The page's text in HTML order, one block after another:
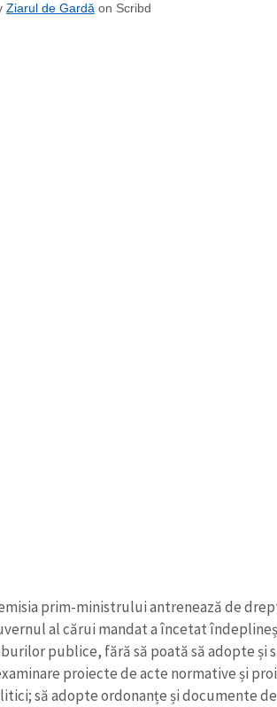
Ziarul de Gardă on Scribd
prim-ministrului antrenează de
al cărui mandat a încetat
publice, fără să poată să adopte și
proiecte de acte normative și
să adopte ordonanțe și documente